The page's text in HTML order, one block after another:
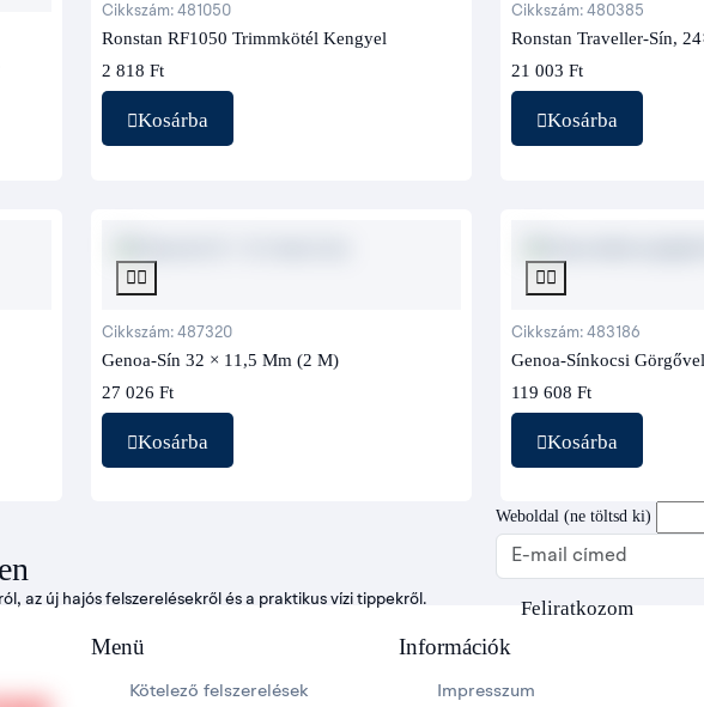
Cikkszám: 481050
Ronstan RF1050 Trimmkötél Kengyel
2 818 Ft
Kosárba
Cikkszám: 480385
Ronstan Traveller-Sín,
21 003 Ft
Kosárba
Cikkszám: 487320
Genoa-Sín 32 × 11,5 Mm (2 M)
27 026 Ft
Kosárba
Cikkszám: 483186
Genoa-Sínkocsi
119 608 Ft
Kosárba
az új hajós felszerelésekről és a praktikus vízi tippekről.
Weboldal (ne töltsd ki)
E-mail cím
Feliratkozom
Menü
Kötelező felszerelések
Információk
Impresszum